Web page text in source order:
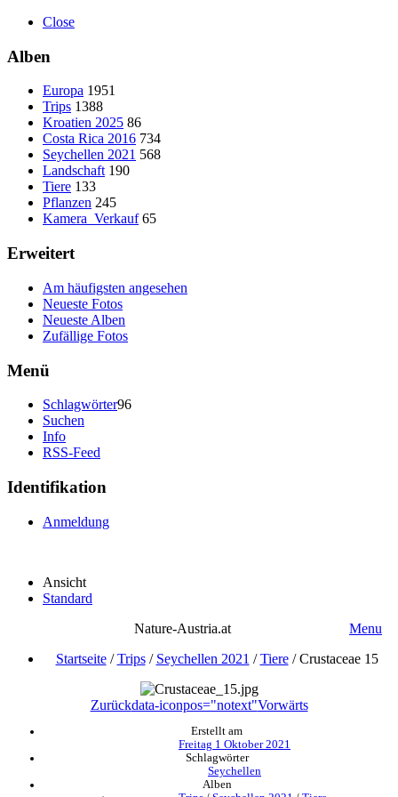
Close
Alben
Europa 1951
Trips 1388
Kroatien 2025 86
Costa Rica 2016 734
Seychellen 2021 568
Landschaft 190
Tiere 133
Pflanzen 245
Kamera_Verkauf 65
Erweitert
Am häufigsten angesehen
Neueste Fotos
Neueste Alben
Zufällige Fotos
Menü
Schlagwörter96
Suchen
Info
RSS-Feed
Identifikation
Anmeldung
Ansicht
Standard
Nature-Austria.at
Menu
Startseite/Trips/ Seychellen 2021 /Tiere/Crustaceae 15
Zurückdata-iconpos="notext"Vorwärts
Erstellt am
Freitag 1 Oktober 2021
Schlagwörter
Seychellen
Alben